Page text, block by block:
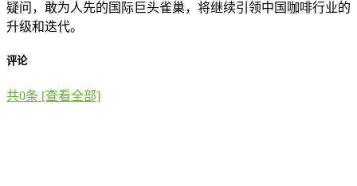
疑问，敢为人先的国际巨头雀巢，将继续引领中国咖啡行业的
升级和迭代。
评论
共0条 [查看全部]